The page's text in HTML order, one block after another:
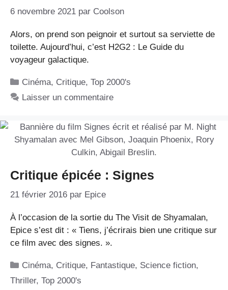
6 novembre 2021 par Coolson
Alors, on prend son peignoir et surtout sa serviette de
toilette. Aujourd’hui, c’est H2G2 : Le Guide du
voyageur galactique.
Catégories
Cinéma, Critique,Top 2000's
Laisser un commentaire
Critique épicée : Signes
21 février 2016 par Epice
À l’occasion de la sortie du The Visit de Shyamalan,
Epice s’est dit : « Tiens, j’écrirais bien une critique sur
ce film avec des signes. ».
Catégories
Cinéma, Critique, Fantastique, Science fiction,
Thriller, Top 2000's